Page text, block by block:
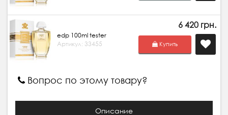
edp 100ml tester
Артикул: 33455
6 420 грн.
Купить
Вопрос по этому товару?
Описание